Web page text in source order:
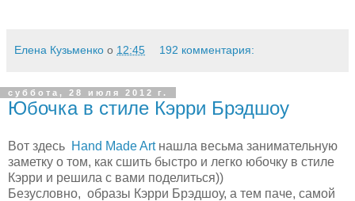
Елена Кузьменко о 12:45 192 комментария:
суббота, 28 июля 2012 г.
Юбочка в стиле Кэрри Брэдшоу
Вот здесь Hand Made Artнашла весьма занимательную
заметку о том, как сшить быстро и легко юбочку в стиле
Кэрри и решила с вами поделиться))
Безусловно, образы Кэрри Брэдшоу, а тем паче, самой